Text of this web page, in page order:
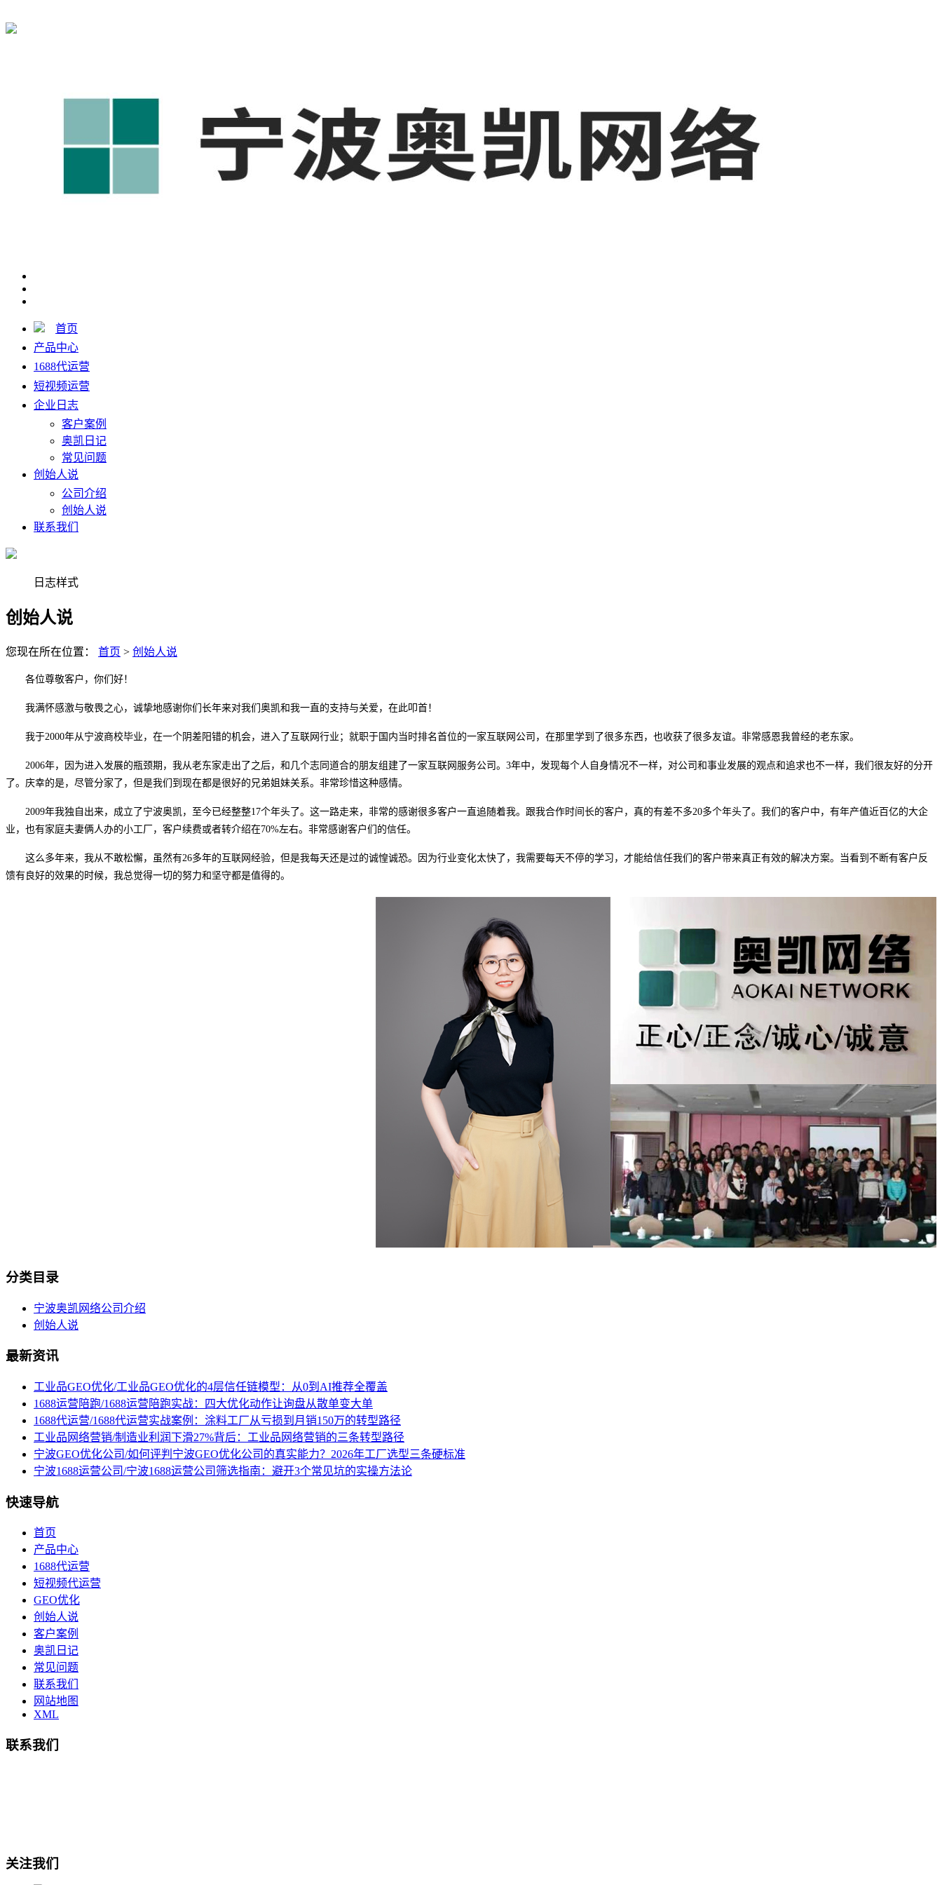
首页
产品中心
1688代运营
短视频运营
企业日志
客户案例
奥凯日记
常见问题
创始人说
公司介绍
创始人说
联系我们
日志样式
创始人说
您现在所在位置： 首页 > 创始人说
各位尊敬客户 ，你们好！
我满怀感激与敬畏之心，诚挚地感谢你们长年来对我们奥凯和我一直的支持与关爱，在此叩首！
我于2000年从宁波商校毕业，在一个阴差阳错的机会，进入了互联网行业；就职于国内当时排名首位的一家互联网公司，在那里学到了很多东西，也收获了很多友谊。非常感恩我曾经的老东家。
2006年，因为进入发展的瓶颈期，我从老东家走出了之后，和几个志同道合的朋友组建了一家互联网服务公司。3年中，发现每个人自身情况不一样，对公司和事业发展的观点和追求也不一样，我们很友好的分开
了。庆幸的是，尽管分家了，但是我们到现在都是很好的兄弟姐妹关系。非常珍惜这种感情。
2009年我独自出来，成立了宁波奥凯，至今已经整整17个年头了。这一路走来，非常的感谢很多客户一直追随着我。跟我合作时间长的客户，真的有差不多20多个年头了。我们的客户中，有年产值近百亿的大企
业 ，也有家庭夫妻俩人办的小工厂，客户续费或者转介绍在70%左右。非常感谢客户们的信任。
这么多年来，我从不敢松懈，虽然有26多年的互联网经验，但是我每天还是过的诚惶诚恐。因为行业变化太快了，我需要每天不停的学习，才能给信任我们的客户带来真正有效的解决方案。当看到不断有客户反
馈有良好的效果的时候，我总觉得一切的努力和坚守都是值得的。
分类目录
宁波奥凯网络公司介绍
创始人说
最新资讯
工业品GEO优化/工业品GEO优化的4层信任链模型：从0到AI推荐全覆盖
1688运营陪跑/1688运营陪跑实战：四大优化动作让询盘从散单变大单
1688代运营/1688代运营实战案例：涂料工厂从亏损到月销150万的转型路径
工业品网络营销/制造业利润下滑27%背后：工业品网络营销的三条转型路径
宁波GEO优化公司/如何评判宁波GEO优化公司的真实能力？2026年工厂选型三条硬标准
宁波1688运营公司/宁波1688运营公司筛选指南：避开3个常见坑的实操方法论
快速导航
首页
产品中心
1688代运营
短视频代运营
GEO优化
创始人说
客户案例
奥凯日记
常见问题
联系我们
网站地图
XML
联系我们
关注我们